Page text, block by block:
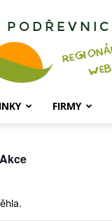
Horní
FIRMY